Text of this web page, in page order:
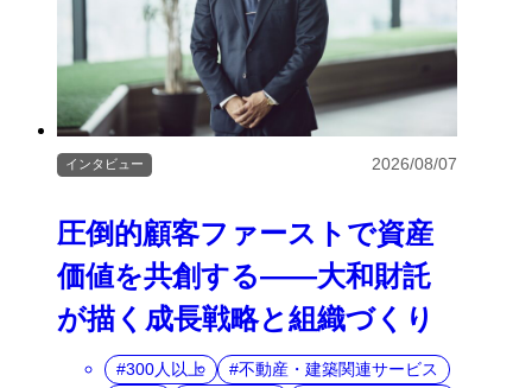
圧倒的顧客ファーストで資産
価値を共創する――大和財託
が描く成長戦略と組織づくり
インタビュー 2026/08/07
300人以上
不動産・建築関連サービス